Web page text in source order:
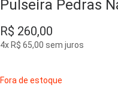
Pulseira Pedras
R$ 260,00
4x R$ 65,00 sem juros
Fora de estoque